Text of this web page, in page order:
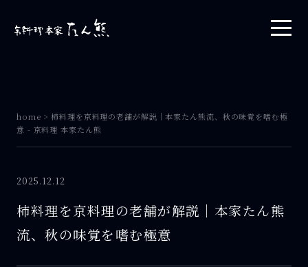
home > 柿料理を京料理の老舗が解説｜本家たん熊流、秋の味覚を嗜む極
意 - 京料理 本家たん熊
2025.12.12
柿料理を京料理の老舗が解説｜本家たん熊
流、秋の味覚を嗜む極意